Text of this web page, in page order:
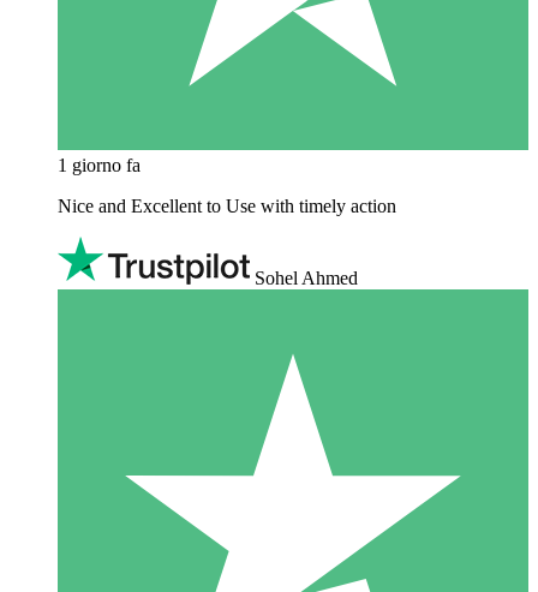
1 giorno fa
Nice and Excellent to Use with timely action
Sohel Ahmed